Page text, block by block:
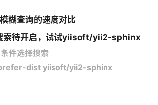
糊查询的速度对比
索待开启，试试yiisoft/yii2-sphinx
件选择搜索
dist yiisoft/yii2-sphinx